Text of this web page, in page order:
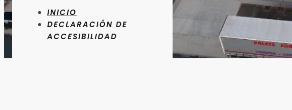
INICIO
DECLARACIÓN DE
ACCESIBILIDAD